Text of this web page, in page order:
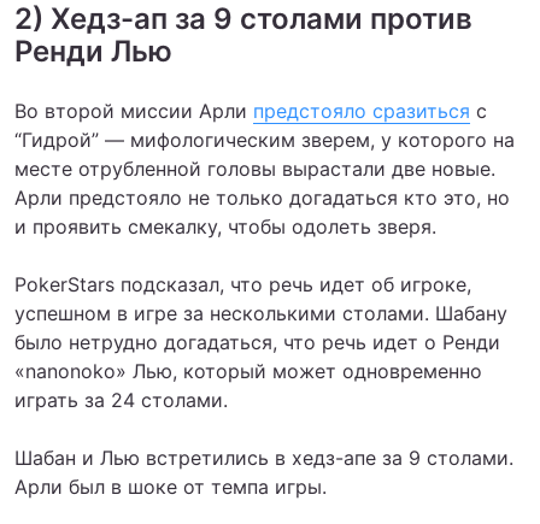
2) Хедз-ап за 9 столами против
Ренди Лью
Во второй миссии Арли предстояло сразиться с
“Гидрой” — мифологическим зверем, у которого на
месте отрубленной головы вырастали две новые.
Арли предстояло не только догадаться кто это, но
и проявить смекалку, чтобы одолеть зверя.
PokerStars подсказал, что речь идет об игроке,
успешном в игре за несколькими столами. Шабану
было нетрудно догадаться, что речь идет о Ренди
«nanonoko» Лью, который может одновременно
играть за 24 столами.
Шабан и Лью встретились в хедз-апе за 9 столами.
Арли был в шоке от темпа игры.